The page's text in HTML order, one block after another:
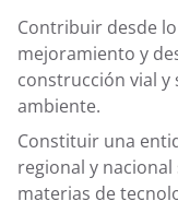
Contribuir desde
mejoramiento y
construcción vial
ambiente.
Constituir una
regional y
materias de